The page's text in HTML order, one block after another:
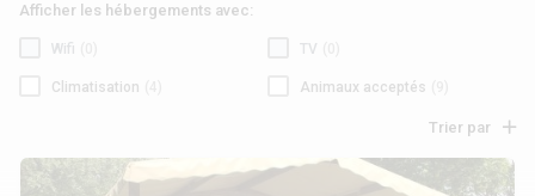
Afficher les hébergements avec:
Wifi TV
Climatisation Animaux acceptés
Trier par